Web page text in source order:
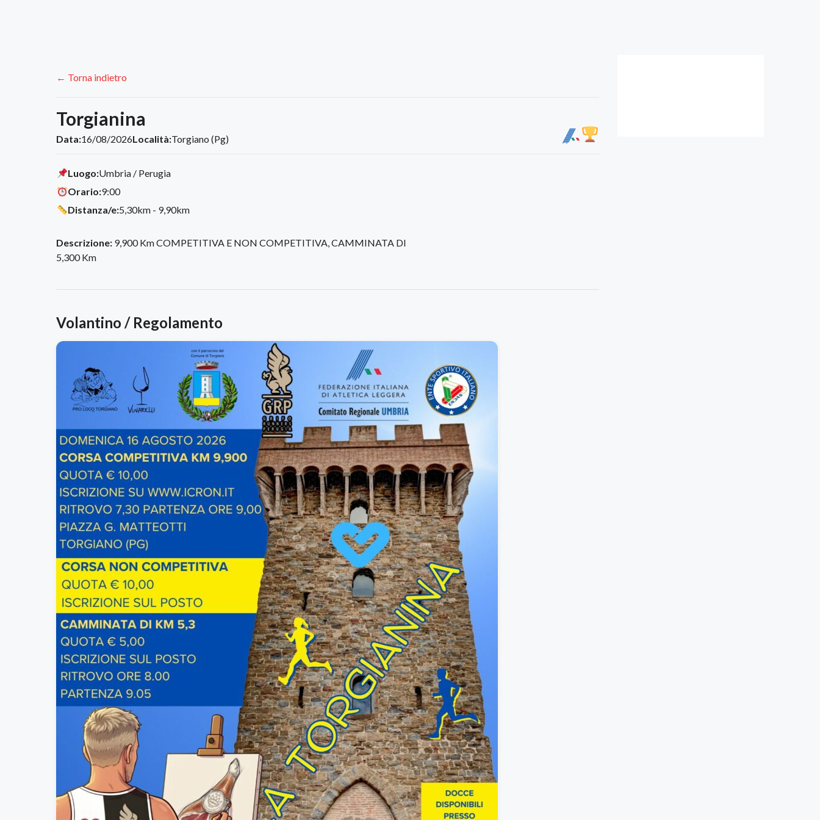
← Torna indietro
Torgianina
Data:16/08/2026Località:Torgiano (Pg)
Luogo:Umbria / Perugia
Orario:9:00
Distanza/e:5,30km - 9,90km
Descrizione: 9,900 Km COMPETITIVA E NON COMPETITIVA, CAMMINATA DI
5,300 Km
Volantino / Regolamento